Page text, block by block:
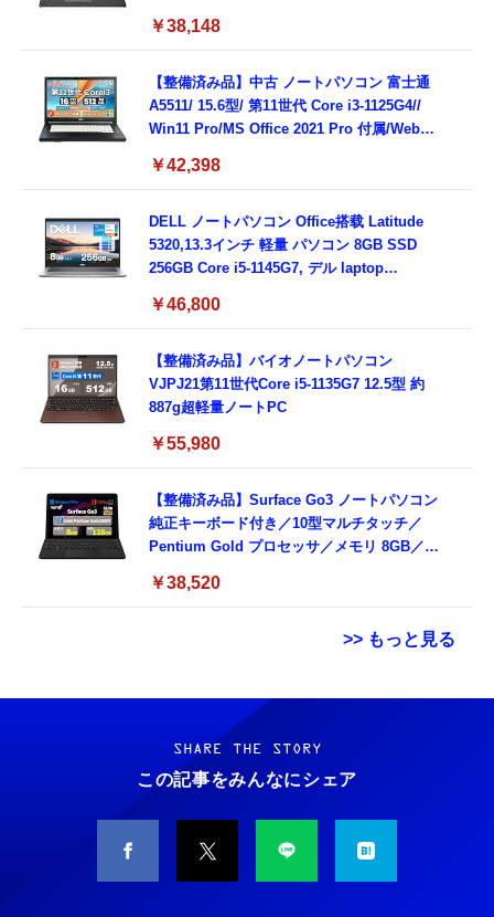
Type-C/360度回転対応/有線静音マウス付
8GB,SSD256GB)
￥38,148
【整備済み品】中古 ノートパソコン 富士通
A5511/ 15.6型/ 第11世代 Core i3-1125G4//
Win11 Pro/MS Office 2021 Pro 付属/Webカ
3.0)/ 有線静音マウス付属/ 180日保証（メモリ
￥42,398
DELL ノートパソコン Office搭载 Latitude
5320,13.3インチ 軽量 パソコン 8GB SSD
256GB Core i5-1145G7, デル laptop
ド付き (整備済み品)
￥46,800
【整備済み品】バイオノートパソコン
VJPJ21第11世代Core i5-1135G7 12.5型 約
887g超軽量ノートPC
￥55,980
【整備済み品】Surface Go3 ノートパソコン
純正キーボード付き／10型マルチタッチ／
Pentium Gold プロセッサ／メモリ 8GB／
Bluetooth5.0／USB-C／1080p顔認証カメラ
￥38,520
>> もっと見る
Grithope イヤホン タイプC【2026新モデル
耐久性】 有線イヤホン マイク付き HiFi音質
ノイズ低減 重低音 遅延なし
￥949
タイプc 寝ホンイヤホン 寝ホン type-c 有線
睡眠用イヤホン 【音質強化バージョン
霊界コミュニケーションロボット BAKETAN
WARASHI ばけたん ワラシ 改 KAI
￥5,400
M10SR AIペット（コミュニケーションロボッ
ト）
SHARE THE STORY
この記事をみんなにシェア